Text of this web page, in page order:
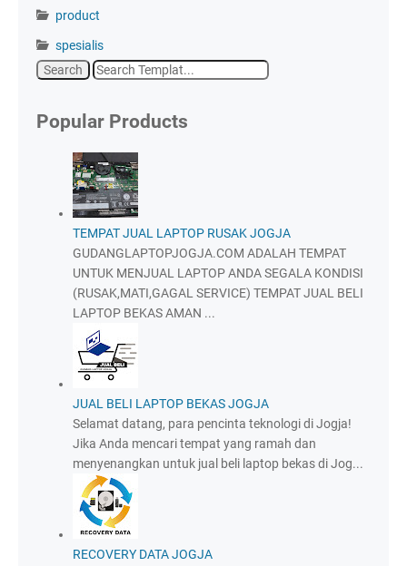
product
spesialis
Popular Products
TEMPAT JUAL LAPTOP RUSAK JOGJA
GUDANGLAPTOPJOGJA.COM ADALAH TEMPAT
UNTUK MENJUAL LAPTOP ANDA SEGALA KONDISI
(RUSAK,MATI,GAGAL SERVICE) TEMPAT JUAL BELI
LAPTOP BEKAS AMAN ...
JUAL BELI LAPTOP BEKAS JOGJA
Selamat datang, para pencinta teknologi di Jogja!
Jika Anda mencari tempat yang ramah dan
menyenangkan untuk jual beli laptop bekas di Jog...
RECOVERY DATA JOGJA